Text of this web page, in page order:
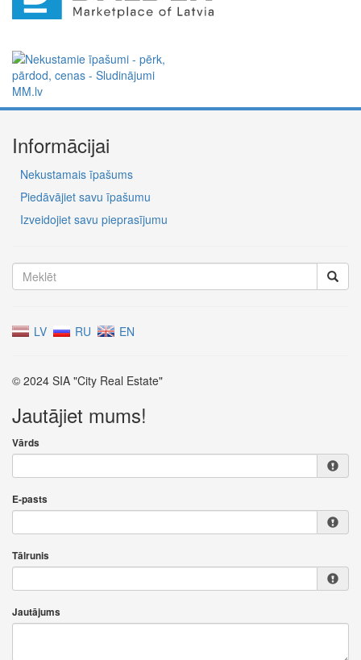
Informācijai
Nekustamais īpašums
Piedāvājiet savu īpašumu
Izveidojiet savu pieprasījumu
LV RU EN
© 2024 SIA "City Real Estate"
Jautājiet mums!
Vārds
E-pasts
Tālrunis
Jautājums